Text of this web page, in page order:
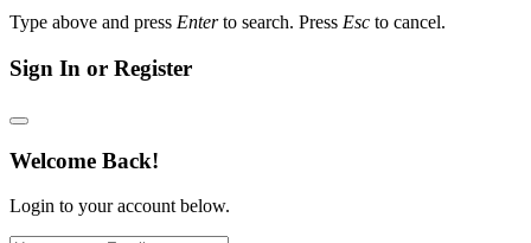
Type above and press Enterto search. Press Esc to cancel.
Sign In or Register
Welcome Back!
Login to your account below.